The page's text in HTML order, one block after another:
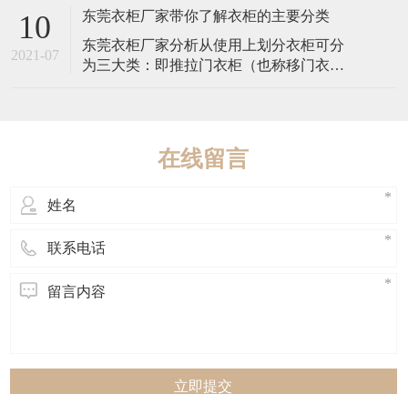
蛀阻燃，在国外被称为“无缺陷板材”。其中
0.80g/cm3，否则影响承重力和平整性；含
水率不能低于6.5%，但也不能过高
10
2021-07
东莞衣柜厂家带你了解衣柜的主要分类
东莞衣柜厂家分析从使用上划分衣柜可分
为三大类：即推拉门衣柜（也称移门衣
推拉衣柜和外挂推拉衣柜：内推拉衣柜是
将衣柜门置于衣柜内，个体性较强，易融
在线留言
立即提交